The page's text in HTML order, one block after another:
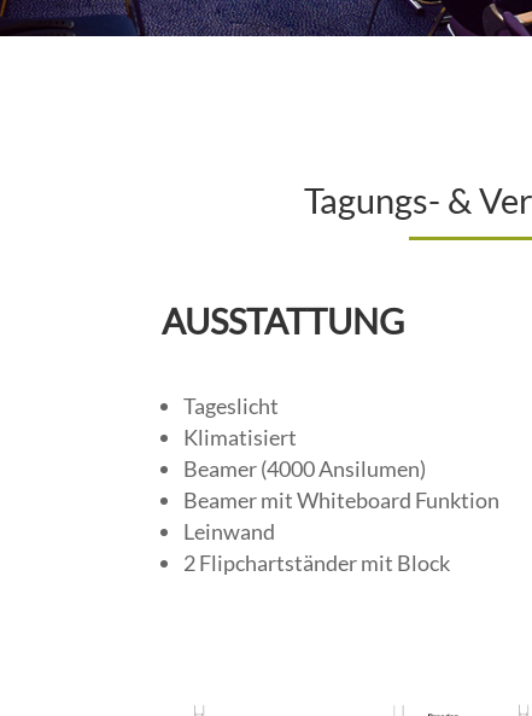
Tagungs- &
AUSSTATTUNG
Tageslicht
Klimatisiert
Beamer (4000 Ansilumen)
Beamer mit Whiteboard Funktion
Leinwand
2 Flipchartständer mit Block